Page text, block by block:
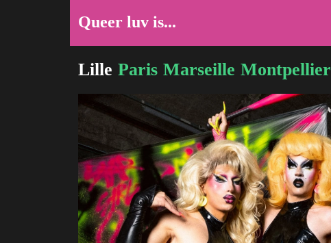
Queer luv is...
Lille Paris Marseille Montpellier